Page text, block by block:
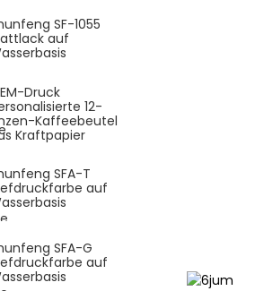
SF-1055
auf
Druck
12-
Kaffeebeutel
Kraftpapier
SFA-T
auf
SFA-G
auf